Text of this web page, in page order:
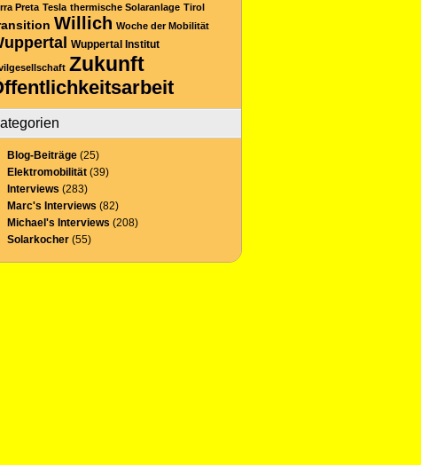
Preta Tesla thermische Solaranlage Tirol
Willich Woche der Mobilität
Wuppertal Institut
Zukunft
Blog-Beiträge (25)
Elektromobilität (39)
Interviews (283)
Marc's Interviews (82)
Michael's Interviews (208)
Solarkocher (55)